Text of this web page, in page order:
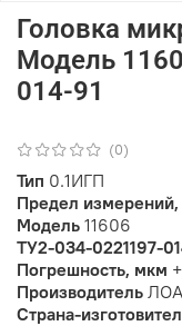
(0)
Головка
Модель
014-91
Тип 0.1ИГП
Предел
Модель 11606
ТУ2-034-0221197-
Погрешность, мкм
Производитель
Страна-